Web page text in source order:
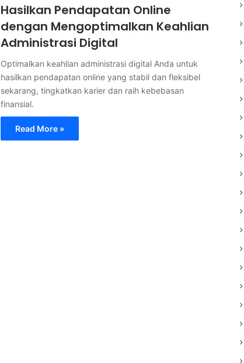
Hasilkan Pendapatan Online
dengan Mengoptimalkan Keahlian
Administrasi Digital
Optimalkan keahlian administrasi digital Anda untuk
hasilkan pendapatan online yang stabil dan fleksibel
sekarang, tingkatkan karier dan raih kebebasan
finansial.
Read More »